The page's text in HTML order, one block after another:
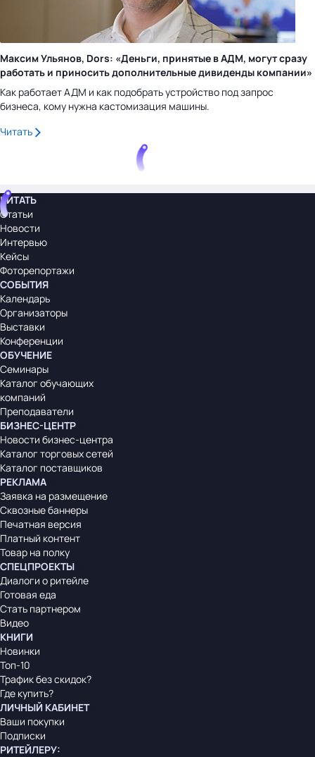
Максим Ульянов, Dors: «Деньги, принятые в АДМ, могут сразу
работать и приносить дополнительные дивиденды компании»
Как работает АДМ и как подобрать устройство под запрос
бизнеса, кому нужна кастомизация машины.
Читать
ЧИТАТЬ
Статьи
Новости
Интервью
Кейсы
Фоторепортажи
СОБЫТИЯ
Календарь
Организаторы
Выставки
Конференции
ОБУЧЕНИЕ
Семинары
Каталог обучающих
компаний
Преподаватели
БИЗНЕС-ЦЕНТР
Новости бизнес-центра
Каталог торговых сетей
Каталог поставщиков
РЕКЛАМА
Заявка на размещение
Сквозные баннеры
Печатная версия
Платный контент
Товар на полку
СПЕЦПРОЕКТЫ
Диалоги о ритейле
Готовая еда
Стать партнером
Видео
КНИГИ
Новинки
Топ-10
Трафик без скидок?
Где купить?
ЛИЧНЫЙ КАБИНЕТ
Ваши покупки
Подписки
РИТЕЙЛЕРУ: